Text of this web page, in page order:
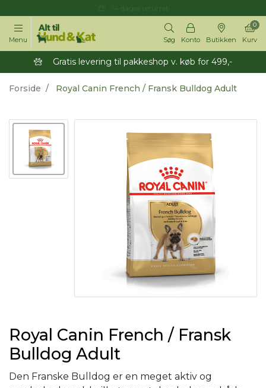
Menu Søg Konto Butikken Kurv
0
Gratis levering til pakkeshop v. køb for 499,-
Forside Royal Canin French / Fransk Bulldog Adult
Royal Canin French / Fransk
Bulldog Adult
Den Franske Bulldog er en meget aktiv og